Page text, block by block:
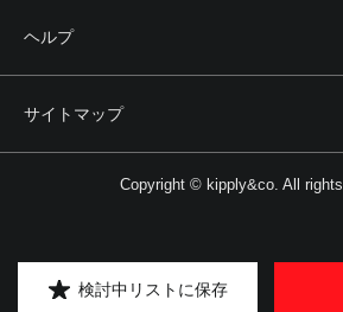
検討中リストに保存
ヘルプ
サイトマップ
Copyright © kipply&co. All